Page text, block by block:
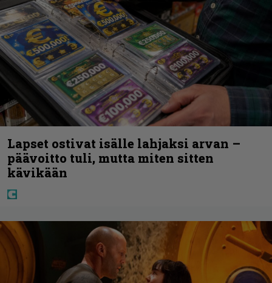
Lapset ostivat isälle lahjaksi arvan –
päävoitto tuli, mutta miten sitten
kävikään